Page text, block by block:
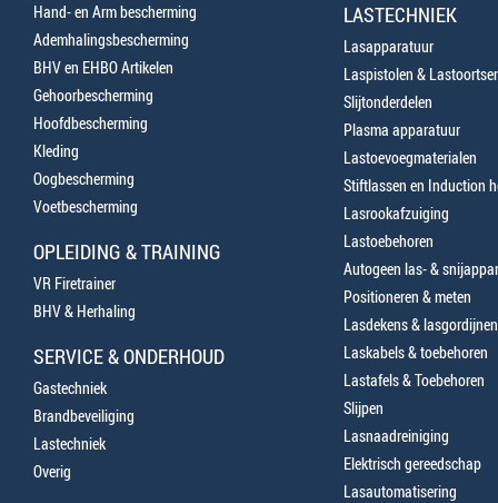
Hand- en Arm bescherming
Ademhalingsbescherming
BHV en EHBO Artikelen
Gehoorbescherming
Hoofdbescherming
Kleding
Oogbescherming
Voetbescherming
OPLEIDING & TRAINING
VR Firetrainer
BHV & Herhaling
SERVICE & ONDERHOUD
Gastechniek
Brandbeveiliging
Lastechniek
Overig
LASTECHNIEK
Lasapparatuur
Laspistolen &
Slijtonderdelen
Plasma apparatuur
Lastoevoegmaterialen
Stiftlassen en Induction
Lasrookafzuiging
Lastoebehoren
Autogeen las- &
Positioneren & meten
Lasdekens & lasgordijnen
Laskabels & toebehoren
Lastafels & Toebehoren
Slijpen
Lasnaadreiniging
Elektrisch gereedschap
Lasautomatisering